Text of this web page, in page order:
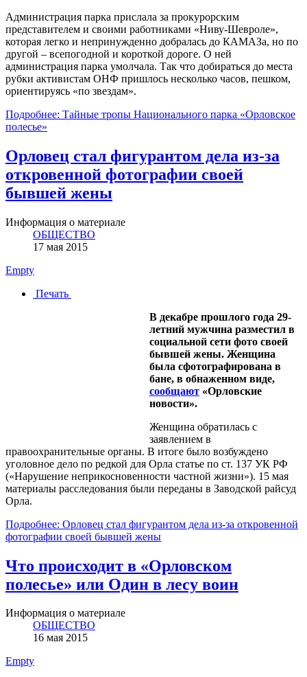
Администрация парка прислала за прокурорским
представителем и своими работниками «Ниву-Шевроле»,
которая легко и непринужденно добралась до КАМАЗа, но по
другой – всепогодной и короткой дороге. О ней
администрация парка умолчала. Так что добираться до места
рубки активистам ОНФ пришлось несколько часов, пешком,
ориентируясь «по звездам».
Подробнее: Тайные тропы Национального парка «Орловское
полесье»
Орловец стал фигурантом дела из-за
откровенной фотографии своей
бывшей жены
Информация о материале
ОБЩЕСТВО
17 мая 2015
Empty
Печать
В декабре прошлого года 29-
летний мужчина разместил в
социальной сети фото своей
бывшей жены. Женщина
была сфотографирована в
бане, в обнаженном виде,
сообщают «Орловские
новости».
Женщина обратилась с
заявлением в
правоохранительные органы. В итоге было возбуждено
уголовное дело по редкой для Орла статье по ст. 137 УК РФ
(«Нарушение неприкосновенности частной жизни»). 15 мая
материалы расследования были переданы в Заводской райсуд
Орла.
Подробнее: Орловец стал фигурантом дела из-за откровенной
фотографии своей бывшей жены
Что происходит в «Орловском
полесье» или Один в лесу воин
Информация о материале
ОБЩЕСТВО
16 мая 2015
Empty